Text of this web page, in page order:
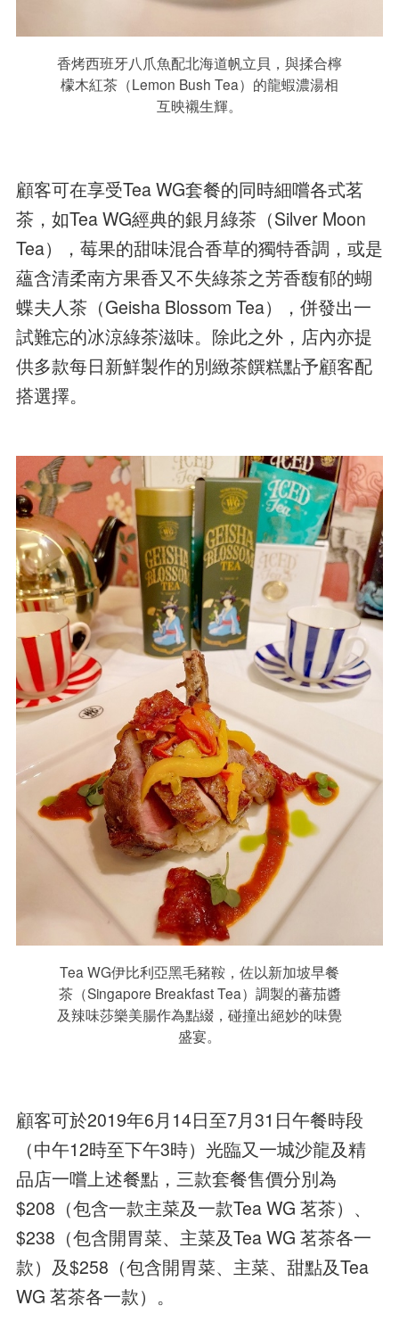
香烤西班牙八爪魚配北海道帆立貝，與揉合檸
檬木紅茶（Lemon Bush Tea）的龍蝦濃湯相
互映襯生輝。
顧客可在享受Tea WG套餐的同時細嚐各式茗
茶，如Tea WG經典的銀月綠茶（Silver Moon
Tea），莓果的甜味混合香草的獨特香調，或是
蘊含清柔南方果香又不失綠茶之芳香馥郁的蝴
蝶夫人茶（Geisha Blossom Tea），併發出一
試難忘的冰涼綠茶滋味。除此之外，店內亦提
供多款每日新鮮製作的別緻茶饌糕點予顧客配
搭選擇。
Tea WG伊比利亞黑毛豬鞍，佐以新加坡早餐
茶（Singapore Breakfast Tea）調製的蕃茄醬
及辣味莎樂美腸作為點綴，碰撞出絕妙的味覺
盛宴。
顧客可於2019年6月14日至7月31日午餐時段
（中午12時至下午3時）光臨又一城沙龍及精
品店一嚐上述餐點，三款套餐售價分別為
$208（包含一款主菜及一款Tea WG 茗茶）、
$238（包含開胃菜、主菜及Tea WG 茗茶各一
款）及$258（包含開胃菜、主菜、甜點及Tea
WG 茗茶各一款）。